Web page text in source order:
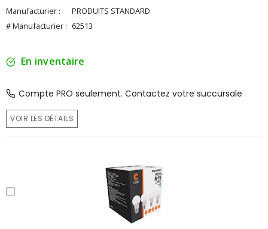
Manufacturier :
PRODUITS STANDARD
# Manufacturier : 62513
En inventaire
Compte PRO seulement. Contactez votre succursale
VOIR LES DÉTAILS